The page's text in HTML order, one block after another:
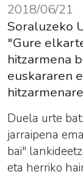
2018/06/21
Soraluzeko
"Gure
hitzarmena
euskararen
Duela urte
jarraipena
bai"
eta herriko